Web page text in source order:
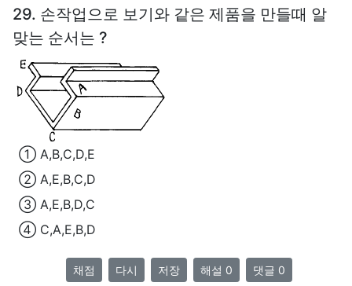
29. 손작업으로 보기와 같은 제품을 만들때 알
맞는 순서는 ?
① A,B,C,D,E
② A,E,B,C,D
③ A,E,B,D,C
④ C,A,E,B,D
채점 다시 저장 해설 0 댓글 0